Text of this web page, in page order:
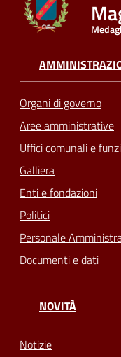
Seguici
Organi di governo
Aree amministrative
Uffici comunali e
Galliera
Enti e fondazioni
Politici
Personale
Documenti e dati
NOVITÀ
Notizie